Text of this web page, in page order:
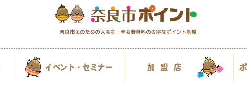
イベント・セミナー 加盟店